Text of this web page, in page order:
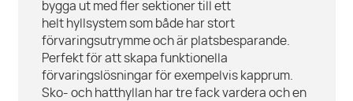
bygga ut med fler sektioner till ett
helt hyllsystem som både har stort
förvaringsutrymme och är platsbesparande.
Perfekt för att skapa funktionella
förvaringslösningar för exempelvis kapprum.
Sko- och hatthyllan har tre fack vardera och en